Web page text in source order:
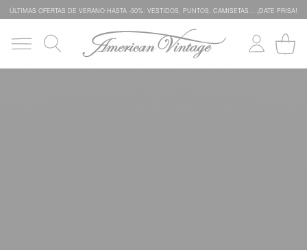
ÚLTIMAS OFERTAS DE VERANO HASTA -50%: VESTIDOS, PUNTOS, CAMISETAS… ¡DATE PRISA!